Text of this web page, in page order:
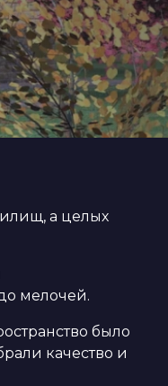
а целых
мелочей.
было
качество и